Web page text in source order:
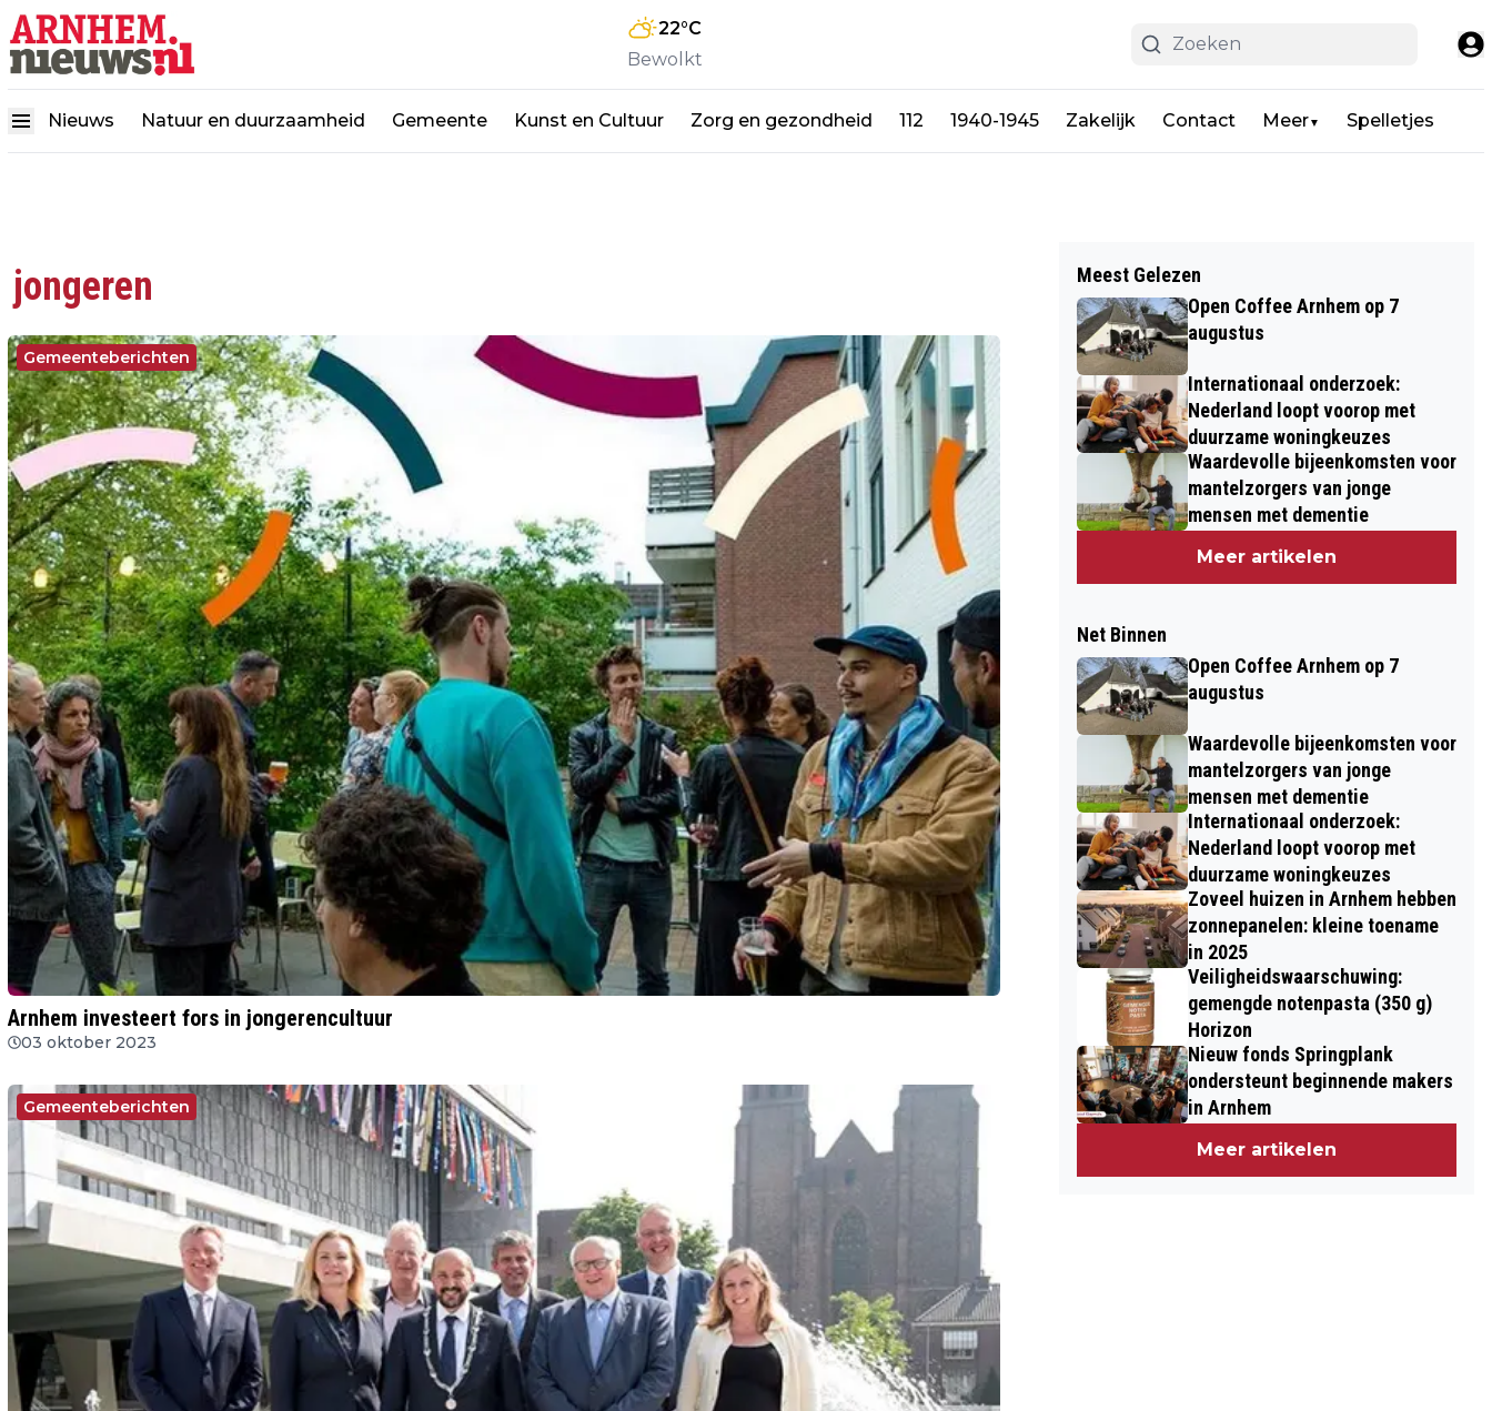
22°C
Bewolkt
Nieuws Natuur en duurzaamheid Gemeente Kunst en Cultuur Zorg en gezondheid 112 1940-1945 Zakelijk Contact Meer▼ Spelletjes
jongeren
Gemeenteberichten
Arnhem investeert fors in jongerencultuur
03 oktober 2023
Gemeenteberichten
Meest Gelezen
Open Coffee Arnhem op 7
augustus
Internationaal onderzoek:
Nederland loopt voorop met
duurzame woningkeuzes
Waardevolle bijeenkomsten voor
mantelzorgers van jonge
mensen met dementie
Meer artikelen
Net Binnen
Open Coffee Arnhem op 7
augustus
Waardevolle bijeenkomsten voor
mantelzorgers van jonge
mensen met dementie
Internationaal onderzoek:
Nederland loopt voorop met
duurzame woningkeuzes
Zoveel huizen in Arnhem hebben
zonnepanelen: kleine toename
in 2025
Veiligheidswaarschuwing:
gemengde notenpasta (350 g)
Horizon
Nieuw fonds Springplank
ondersteunt beginnende makers
in Arnhem
Meer artikelen